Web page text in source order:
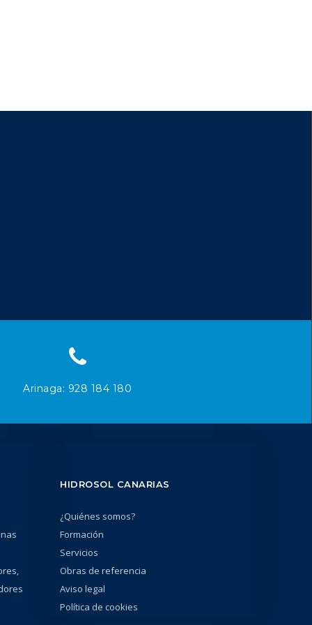
Arinaga: 928 184 180
HIDROSOL CANARIAS
¿Quiénes somos?
Formación
Servicios
Obras de referencia
Aviso legal
Política de cookies